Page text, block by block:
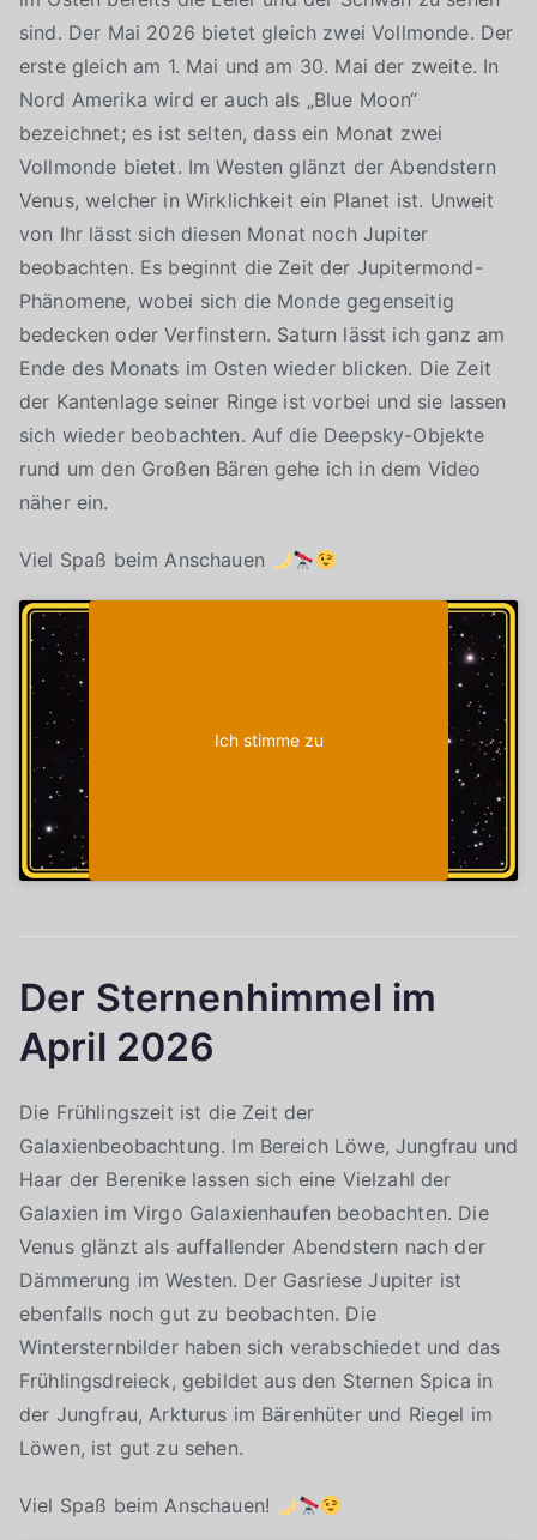
sind. Der Mai 2026 bietet gleich zwei Vollmonde. Der
erste gleich am 1. Mai und am 30. Mai der zweite. In
Nord Amerika wird er auch als „Blue Moon“
bezeichnet; es ist selten, dass ein Monat zwei
Vollmonde bietet. Im Westen glänzt der Abendstern
Venus, welcher in Wirklichkeit ein Planet ist. Unweit
von Ihr lässt sich diesen Monat noch Jupiter
beobachten. Es beginnt die Zeit der Jupitermond-
Phänomene, wobei sich die Monde gegenseitig
bedecken oder Verfinstern. Saturn lässt ich ganz am
Ende des Monats im Osten wieder blicken. Die Zeit
der Kantenlage seiner Ringe ist vorbei und sie lassen
sich wieder beobachten. Auf die Deepsky-Objekte
rund um den Großen Bären gehe ich in dem Video
näher ein.
Viel Spaß beim Anschauen
Ich stimme zu
Der Sternenhimmel im
April 2026
Die Frühlingszeit ist die Zeit der
Galaxienbeobachtung. Im Bereich Löwe, Jungfrau und
Haar der Berenike lassen sich eine Vielzahl der
Galaxien im Virgo Galaxienhaufen beobachten. Die
Venus glänzt als auffallender Abendstern nach der
Dämmerung im Westen. Der Gasriese Jupiter ist
ebenfalls noch gut zu beobachten. Die
Wintersternbilder haben sich verabschiedet und das
Frühlingsdreieck, gebildet aus den Sternen Spica in
der Jungfrau, Arkturus im Bärenhüter und Riegel im
Löwen, ist gut zu sehen.
Viel Spaß beim Anschauen!